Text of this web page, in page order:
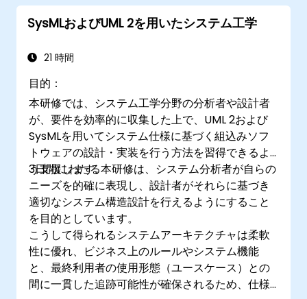
SysMLおよびUML 2を用いたシステム工学
21 時間
目的：
本研修では、システム工学分野の分析者や設計者
が、要件を効率的に収集した上で、UML 2および
SysMLを用いてシステム仕様に基づく組込みソフ
トウェアの設計・実装を行う方法を習得できるよ
う支援します。
3日間にわたる本研修は、システム分析者が自らの
ニーズを的確に表現し、設計者がそれらに基づき
適切なシステム構造設計を行えるようにすること
を目的としています。
こうして得られるシステムアーキテクチャは柔軟
性に優れ、ビジネス上のルールやシステム機能
と、最終利用者の使用形態（ユースケース）との
間に一貫した追跡可能性が確保されるため、仕様